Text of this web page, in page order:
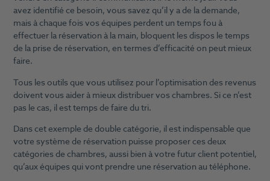
avez identifié ce besoin, vous savez qu’il y a de la demande,
mais à chaque fois vos équipes perdent un temps fou à
effectuer la réservation à la main, bloquent les dispos le temps
de la prise de réservation, en termes d’efficacité on peut mieux
faire.
Tous les outils que vous utilisez pour l’optimisation des revenus
doivent vous aider à mieux distribuer vos chambres. Si ce n’est
pas le cas, il est temps de faire du tri.
Dans cet exemple de double catégorie, il est indispensable que
votre système de réservation puisse proposer ces deux
catégories de chambres, aussi bien à votre futur client potentiel,
qu’aux équipes qui vont prendre une réservation au téléphone.